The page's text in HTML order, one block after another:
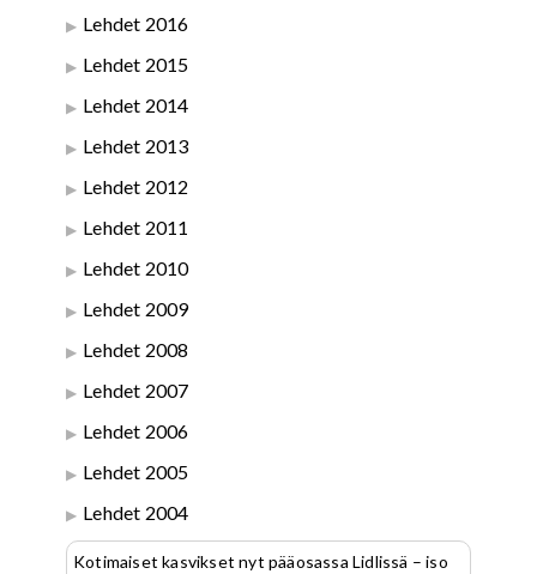
Lehdet 2016
Lehdet 2015
Lehdet 2014
Lehdet 2013
Lehdet 2012
Lehdet 2011
Lehdet 2010
Lehdet 2009
Lehdet 2008
Lehdet 2007
Lehdet 2006
Lehdet 2005
Lehdet 2004
Kotimaiset kasvikset nyt pääosassa Lidlissä – iso